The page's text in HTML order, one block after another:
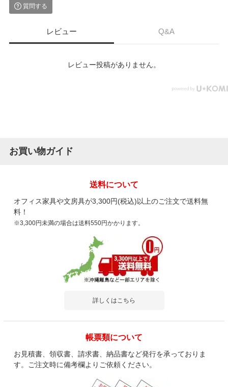
質問する
レビュー Q&A
レビュー投稿がありません。
お買い物ガイド
送料について
オフィス家具や文房具が3,300円(税込)以上のご注文で送料無
料！
※3,300円未満の場合は送料550円かかります。
詳しくはこちら
帳票類について
お見積書、領収書、請求書、納品書など発行を承っておりま
す。ご注文時に備考欄よりご依頼ください。